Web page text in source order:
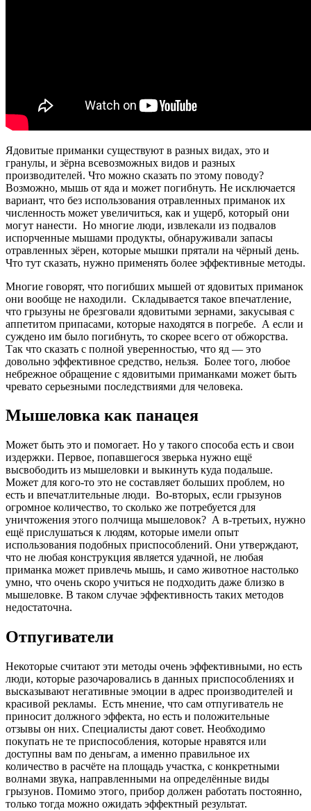
Ядовитые приманки существуют в разных видах, это и
гранулы, и зёрна всевозможных видов и разных
производителей. Что можно сказать по этому поводу?
Возможно, мышь от яда и может погибнуть. Не исключается
вариант, что без использования отравленных приманок их
численность может увеличиться, как и ущерб, который они
могут нанести. Но многие люди, извлекали из подвалов
испорченные мышами продукты, обнаруживали запасы
отравленных зёрен, которые мышки прятали на чёрный день.
Что тут сказать, нужно применять более эффективные методы.
Многие говорят, что погибших мышей от ядовитых приманок
они вообще не находили. Складывается такое впечатление,
что грызуны не брезговали ядовитыми зернами, закусывая с
аппетитом припасами, которые находятся в погребе. А если и
суждено им было погибнуть, то скорее всего от обжорства.
Так что сказать с полной уверенностью, что яд — это
довольно эффективное средство, нельзя. Более того, любое
небрежное обращение с ядовитыми приманками может быть
чревато серьезными последствиями для человека.
Мышеловка как панацея
Может быть это и помогает. Но у такого способа есть и свои
издержки. Первое, попавшегося зверька нужно ещё
высвободить из мышеловки и выкинуть куда подальше.
Может для кого-то это не составляет больших проблем, но
есть и впечатлительные люди. Во-вторых, если грызунов
огромное количество, то сколько же потребуется для
уничтожения этого полчища мышеловок? А в-третьих, нужно
ещё прислушаться к людям, которые имели опыт
использования подобных приспособлений. Они утверждают,
что не любая конструкция является удачной, не любая
приманка может привлечь мышь, и само животное настолько
умно, что очень скоро учиться не подходить даже близко в
мышеловке. В таком случае эффективность таких методов
недостаточна.
Отпугиватели
Некоторые считают эти методы очень эффективными, но есть
люди, которые разочаровались в данных приспособлениях и
высказывают негативные эмоции в адрес производителей и
красивой рекламы. Есть мнение, что сам отпугиватель не
приносит должного эффекта, но есть и положительные
отзывы он них. Специалисты дают совет. Необходимо
покупать не те приспособления, которые нравятся или
доступны вам по деньгам, а именно правильное их
количество в расчёте на площадь участка, с конкретными
волнами звука, направленными на определённые виды
грызунов. Помимо этого, прибор должен работать постоянно,
только тогда можно ожидать эффектный результат.